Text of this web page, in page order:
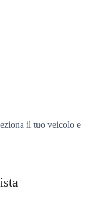
il tuo veicolo e